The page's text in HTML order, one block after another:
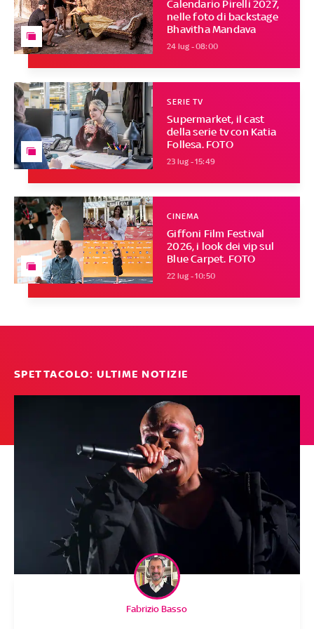
Calendario Pirelli 2027,
nelle foto di backstage
Bhavitha Mandava
24 lug - 08:00
Supermarket, il cast
della serie tv con Katia
Follesa. FOTO
SERIE TV
23 lug - 15:49
Giffoni Film Festival
2026, i look dei vip sul
Blue Carpet. FOTO
CINEMA
22 lug - 10:50
SPETTACOLO: ULTIME NOTIZIE
Fabrizio Basso